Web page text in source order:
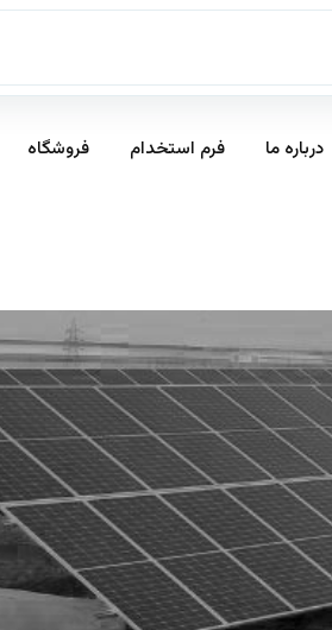
درباره ما فرم استخدام فروشگاه